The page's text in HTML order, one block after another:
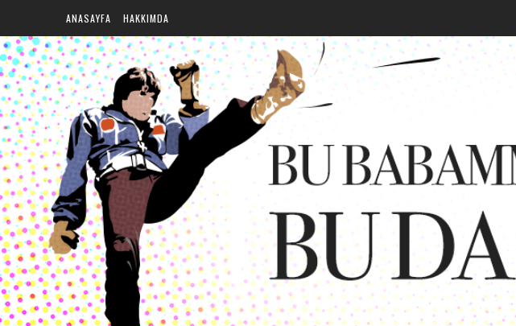
ANASAYFA HAKKIMDA